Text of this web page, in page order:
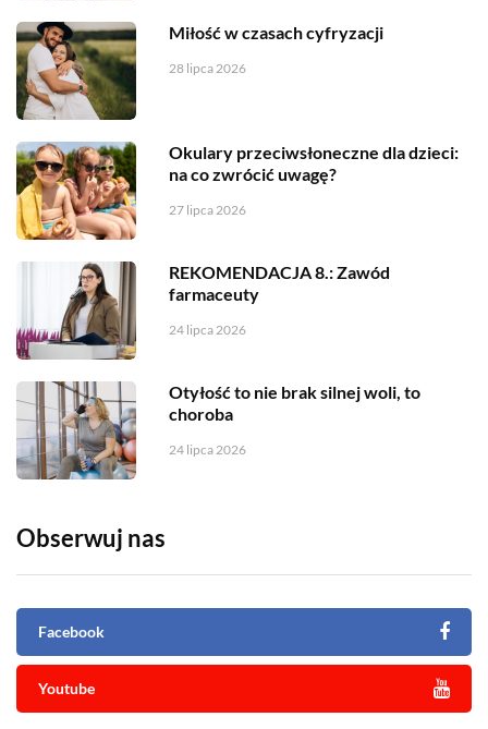
Miłość w czasach cyfryzacji
28 lipca 2026
Okulary przeciwsłoneczne dla dzieci:
na co zwrócić uwagę?
27 lipca 2026
REKOMENDACJA 8.: Zawód
farmaceuty
24 lipca 2026
Otyłość to nie brak silnej woli, to
choroba
24 lipca 2026
Obserwuj nas
Facebook
Youtube